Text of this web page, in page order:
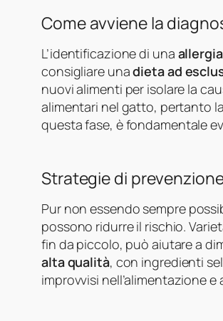
Come avviene la
L’identificazione di una
consigliare unadieta ad
nuovi alimenti per isolare la
alimentari nel gatto, pertanto
questa fase, è fondamentale
Strategie di
Pur non essendo sempre
possono ridurre il rischio.
fin da piccolo, può aiutare a
alta qualità, con ingredienti
improvvisi nell’alimentazione